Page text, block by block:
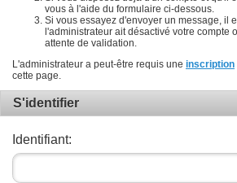
vous à l'aide du formulaire ci-dessous.
Si vous essayez d'envoyer un message, il
l'administrateur ait désactivé votre compte
attente de validation.
L'administrateur a peut-être requis une inscription
cette page.
S'identifier
Identifiant: